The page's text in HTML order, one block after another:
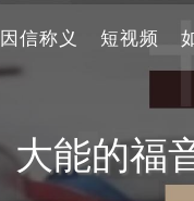
因信称义 短视频
大能的福